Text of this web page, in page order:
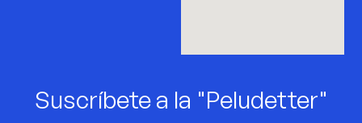
Suscríbete a la "Peludetter"